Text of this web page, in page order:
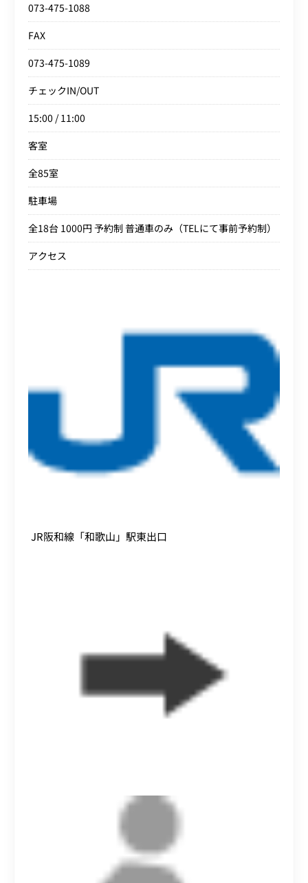
073-475-1088
FAX
073-475-1089
チェックIN/OUT
15:00 / 11:00
客室
全85室
駐車場
全18台 1000円 予約制 普通車のみ（TELにて事前予約制）
アクセス
JR阪和線「和歌山」駅東出口